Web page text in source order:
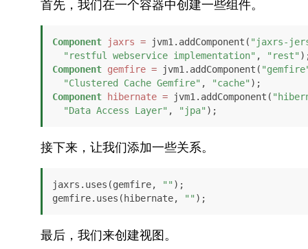
首先，我们在一个容器中创建一些组件。
Component jaxrs = jvm1.addComponent( "jaxrs-
"restful webservice implementation" ,
"rest"
Component gemfire = jvm1.addComponent(
"Clustered Cache Gemfire" , "cache"
Component
hibernate = jvm1.addComponent(
"Data Access Layer" , "jpa" );
接下来，让我们添加一些关系。
jaxrs.uses(gemfire, "" );
gemfire.uses(hibernate,
"" );
最后，我们来创建视图。